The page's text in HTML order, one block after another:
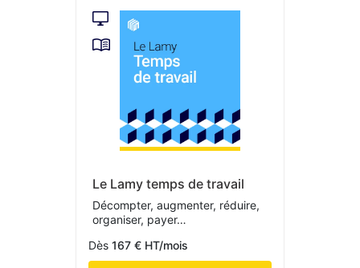
Le Lamy temps de travail
Décompter, augmenter, réduire,
organiser, payer…
Dès 167 € HT/mois